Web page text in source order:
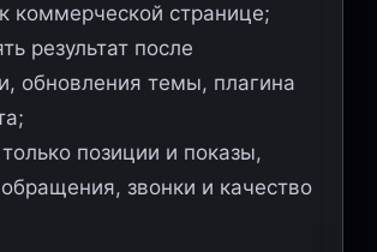
коммерческой странице;
результат после
обновления темы, плагина
позиции и показы,
звонки и качество